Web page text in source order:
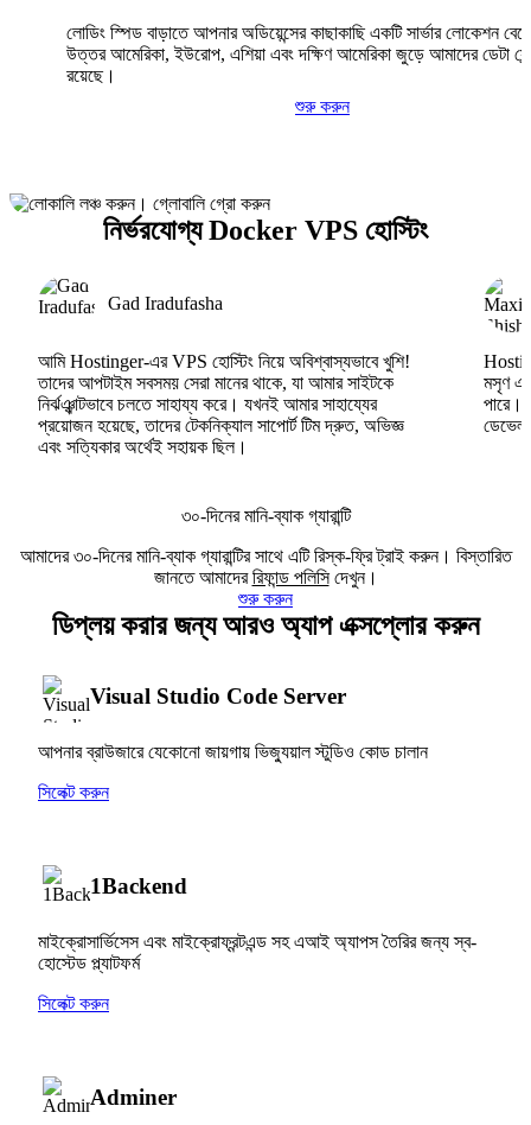
লোডিং স্পিড বাড়াতে আপনার অডিয়েন্সের কাছাকাছি একটি সার্ভার লোকেশন
উত্তর আমেরিকা, ইউরোপ, এশিয়া এবং দক্ষিণ আমেরিকা জুড়ে আমাদের ডেটা
রয়েছে।
শুরু করুন
নির্ভরযোগ্য Docker VPS হোস্টিং
Gad Iradufasha
আমি Hostinger-এর VPS হোস্টিং নিয়ে অবিশ্বাস্যভাবে খুশি!
তাদের আপটাইম সবসময় সেরা মানের থাকে, যা আমার সাইটকে
নির্ঝঞ্ঝাটভাবে চলতে সাহায্য করে। যখনই আমার সাহায্যের
প্রয়োজন হয়েছে, তাদের টেকনিক্যাল সাপোর্ট টিম দ্রুত, অভিজ্ঞ
এবং সত্যিকার অর্থেই সহায়ক ছিল।
মসৃণ
৩০-দিনের মানি-ব্যাক গ্যারান্টি
আমাদের ৩০-দিনের মানি-ব্যাক গ্যারান্টির সাথে এটি রিস্ক-ফ্রি ট্রাই করুন। বিস্তারিত
জানতে আমাদেররিফান্ড পলিসিদেখুন।
শুরু করুন
ডিপ্লয় করার জন্য আরও অ্যাপ এক্সপ্লোর করুন
Visual Studio Code Server
আপনার ব্রাউজারে যেকোনো জায়গায় ভিজ্যুয়াল স্টুডিও কোড চালান
সিলেক্ট করুন
1Backend
মাইক্রোসার্ভিসেস এবং মাইক্রোফ্রন্টএন্ড সহ এআই অ্যাপস তৈরির জন্য স্ব-
হোস্টেড প্ল্যাটফর্ম
সিলেক্ট করুন
Adminer